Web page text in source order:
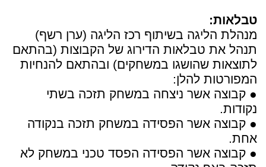
טבלאות:
מנהלת הליגה בשיתוף רכז הליגה (ערן רשף)
תנהל את טבלאות הדירוג של הקבוצות (בהתאם
לתוצאות שהושגו במשחקים) ובהתאם להנחיות
המפורטות להלן:
● קבוצה אשר ניצחה במשחק תזכה בשתי
נקודות.
● קבוצה אשר הפסידה במשחק תזכה בנקודה
אחת.
● קבוצה אשר הפסידה הפסד טכני במשחק לא